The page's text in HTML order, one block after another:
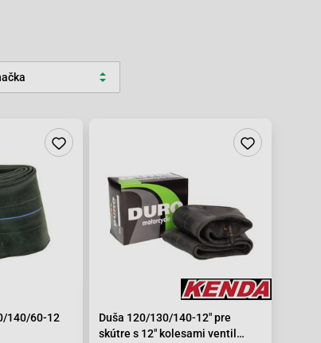
140/60-12
Duša 120/130/140-12" pre
skútre s 12" kolesami ventil